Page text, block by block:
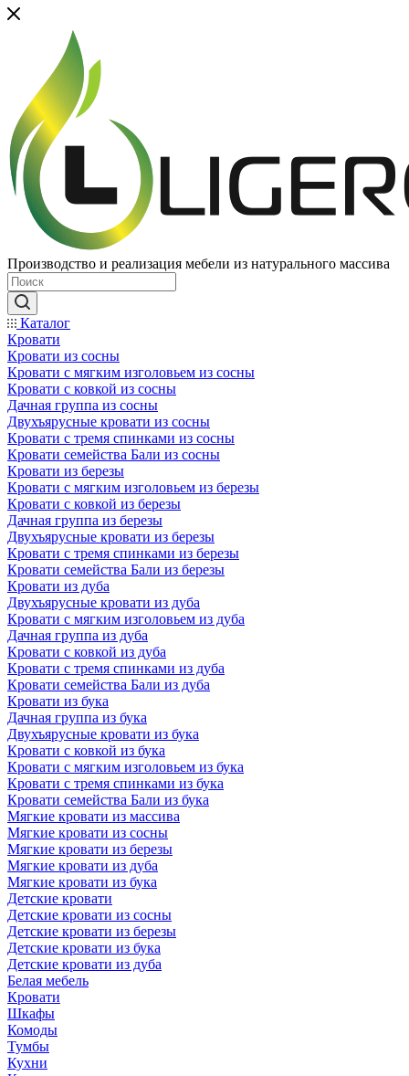
Производство и реализация мебели из натурального массива
Каталог
Кровати
Кровати из сосны
Кровати с мягким изголовьем из сосны
Кровати с ковкой из сосны
Дачная группа из сосны
Двухъярусные кровати из сосны
Кровати с тремя спинками из сосны
Кровати семейства Бали из сосны
Кровати из березы
Кровати с мягким изголовьем из березы
Кровати с ковкой из березы
Дачная группа из березы
Двухъярусные кровати из березы
Кровати с тремя спинками из березы
Кровати семейства Бали из березы
Кровати из дуба
Двухъярусные кровати из дуба
Кровати с мягким изголовьем из дуба
Дачная группа из дуба
Кровати с ковкой из дуба
Кровати с тремя спинками из дуба
Кровати семейства Бали из дуба
Кровати из бука
Дачная группа из бука
Двухъярусные кровати из бука
Кровати с ковкой из бука
Кровати с мягким изголовьем из бука
Кровати с тремя спинками из бука
Кровати семейства Бали из бука
Мягкие кровати из массива
Мягкие кровати из сосны
Мягкие кровати из березы
Мягкие кровати из дуба
Мягкие кровати из бука
Детские кровати
Детские кровати из сосны
Детские кровати из березы
Детские кровати из бука
Детские кровати из дуба
Белая мебель
Кровати
Шкафы
Комоды
Тумбы
Кухни